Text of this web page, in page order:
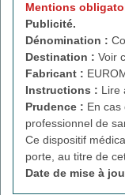
Mentions
Publicité.
Dénomination :
Destination : Voir
Fabricant :
Instructions : Lire
Prudence : En cas
professionnel de
Ce dispositif
porte, au titre de
Date de mise à